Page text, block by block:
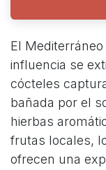
El
influencia se
cócteles
bañada por el
hierbas
frutas locales,
ofrecen una